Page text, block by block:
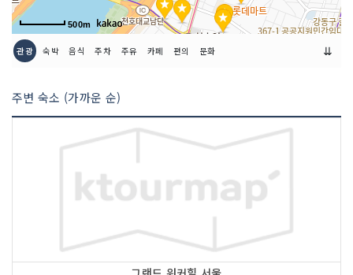
500m
관광 숙박 음식 주차 주유 카페 편의 문화 ⇊
주변 숙소 (가까운 순)